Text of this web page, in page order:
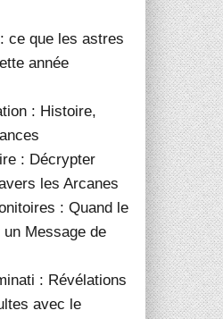
ce que les astres
année
: Histoire,
: Décrypter
les Arcanes
: Quand le
Message de
: Révélations
avec le